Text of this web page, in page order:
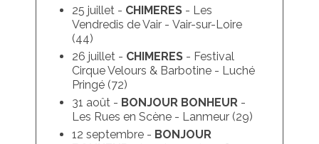
25 juillet - CHIMERES - Les
Vendredis de Vair - Vair-sur-Loire
(44)
26 juillet - CHIMERES - Festival
Cirque Velours & Barbotine - Luché
Pringé (72)
31 août - BONJOUR BONHEUR -
Les Rues en Scène - Lanmeur (29)
12 septembre - BONJOUR